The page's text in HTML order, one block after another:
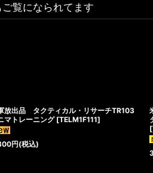
覧になられてます
放出品 タクティカル・リサーチTR103
マトレーニング [TELM1F111]
円(税込)
[